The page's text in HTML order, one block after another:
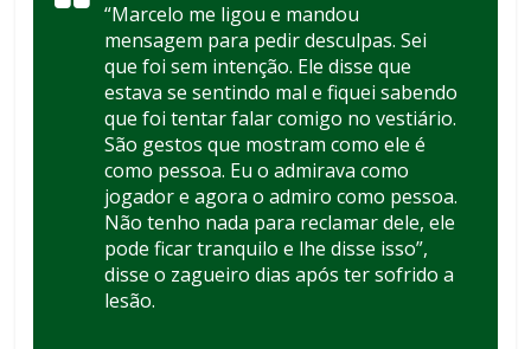
“Marcelo me ligou e mandou
mensagem para pedir desculpas. Sei
que foi sem intenção. Ele disse que
estava se sentindo mal e fiquei sabendo
que foi tentar falar comigo no vestiário.
São gestos que mostram como ele é
como pessoa. Eu o admirava como
jogador e agora o admiro como pessoa.
Não tenho nada para reclamar dele, ele
pode ficar tranquilo e lhe disse isso”,
disse o zagueiro dias após ter sofrido a
lesão.